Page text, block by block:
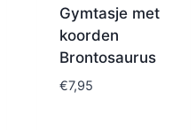
Gymtasje met
koorden
Brontosaurus
€7,95